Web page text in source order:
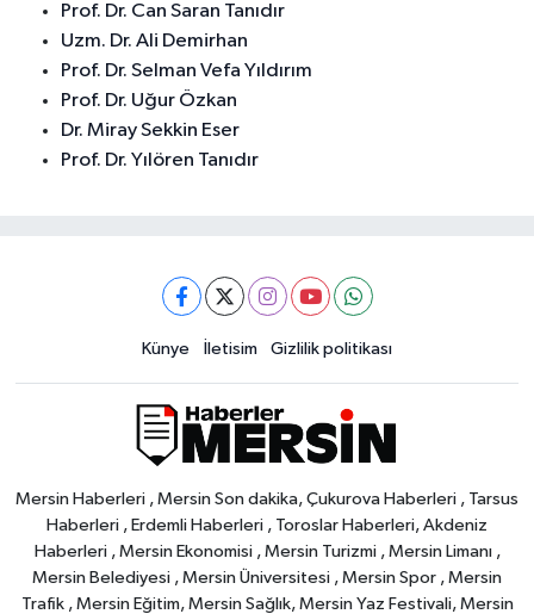
Prof. Dr. Can Saran Tanıdır
Uzm. Dr. Ali Demirhan
Prof. Dr. Selman Vefa Yıldırım
Prof. Dr. Uğur Özkan
Dr. Miray Sekkin Eser
Prof. Dr. Yılören Tanıdır
Künye İletisim Gizlilik politikası
Mersin Haberleri , Mersin Son dakika, Çukurova Haberleri , Tarsus
Haberleri , Erdemli Haberleri , Toroslar Haberleri, Akdeniz
Haberleri , Mersin Ekonomisi , Mersin Turizmi , Mersin Limanı ,
Mersin Belediyesi , Mersin Üniversitesi , Mersin Spor , Mersin
Trafik , Mersin Eğitim, Mersin Sağlık, Mersin Yaz Festivali, Mersin